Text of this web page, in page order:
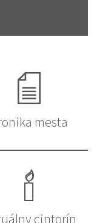
mesta
cintorín